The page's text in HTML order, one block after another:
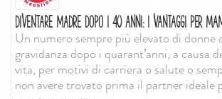
DIVENTARE MADRE DOPO I 40 ANNI: I VANTAGGI PER
Un numero sempre più elevato di donne
gravidanza dopo i quarant’anni, a causa
vita, per motivi di carriera o salute o
non avere trovato prima il partner ideale